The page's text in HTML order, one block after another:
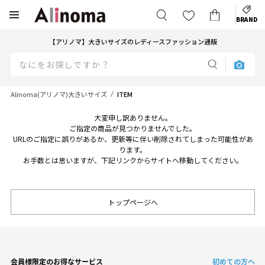
BRAND
【アリノマ】大きいサイズのレディースファッション通販
Alinoma(アリノマ)大きいサイズ ITEM
大変申し訳ありません。
ご指定の商品が見つかりませんでした。
URLのご指定に誤りがあるか、更新等に伴い削除されてしまった可能性があ
ります。
お手数とは思いますが、下記リンクからサイトへ移動してください。
トップページへ
会員様限定のお得なサービス 初めての方へ